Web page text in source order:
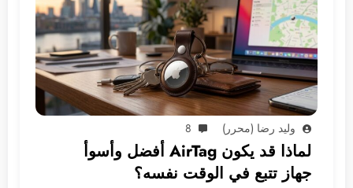
وليد رضا (محرر) 8
لماذا قد يكون AirTag أفضل وأسوأ
جهاز تتبع في الوقت نفسه؟